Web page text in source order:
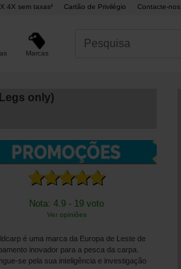
4X sem taxas² Cartão de Privilégio Contacte-nos
Marcas
only)
Nota: 4.9 - 19 voto
Ver opiniões
é uma marca da Europa de Leste de
inovador para a pesca da carpa.
se pela sua inteligência e investigação